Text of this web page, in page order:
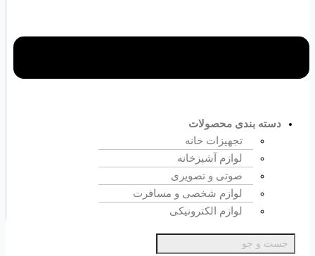
دسته بندی محصولات
تجهیزات خانه
لوازم آشپزخانه
صوتی و تصویری
لوازم شخصی و مسافرت
لوازم الکترونیکی